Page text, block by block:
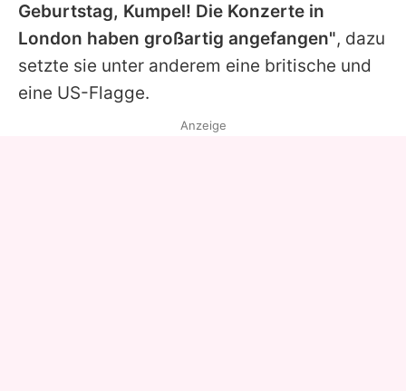
Geburtstag, Kumpel! Die Konzerte in
London haben großartig angefangen", dazu
setzte sie unter anderem eine britische und
eine US-Flagge.
Anzeige